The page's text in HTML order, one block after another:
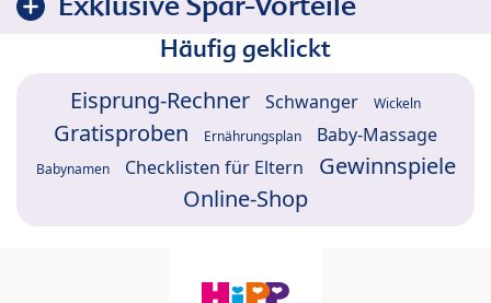
Häufig geklickt
Eisprung-Rechner Schwanger Wickeln
Gratisproben Ernährungsplan Baby-Massage
Babynamen Checklisten für Eltern
Gewinnspiele
Online-Shop